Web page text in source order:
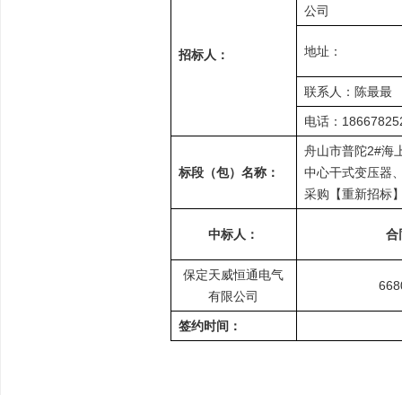
招标人：
公司
地址：
联系人：陈最最
电话：
标段（包）名称：
舟山市普陀2#海
中心干式变压器
采购【重新招标
中标人： 合
保定天威恒通电气
有限公司
签约时间：